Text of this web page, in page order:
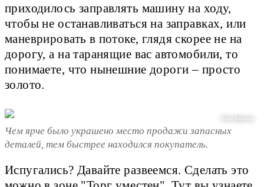
приходилось заправлять машину на ходу,
чтобы не останавливаться на заправках, или
маневрировать в потоке, глядя скорее не на
дорогу, а на таранящие вас автомобили, то
понимаете, что нынешние дороги – просто
золото.
Ольга Карасева
Чем ярче было украшено место продажи запасных
деталей, тем быстрее находился покупатель.
Испугались? Давайте развеемся. Сделать это